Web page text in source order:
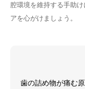
腔環境を維持する手助
アを心がけましょう。
歯の詰め物が痛む